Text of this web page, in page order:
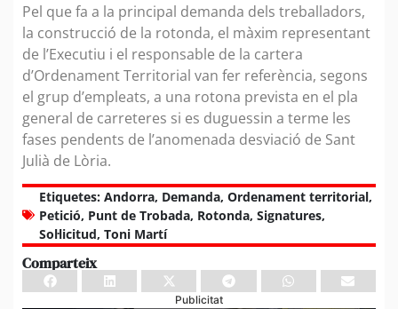
Pel que fa a la principal demanda dels treballadors,
la construcció de la rotonda, el màxim representant
de l’Executiu i el responsable de la cartera
d’Ordenament Territorial van fer referència, segons
el grup d’empleats, a una rotona prevista en el pla
general de carreteres si es duguessin a terme les
fases pendents de l’anomenada desviació de Sant
Julià de Lòria.
Etiquetes: Andorra, Demanda, Ordenament territorial,
Petició, Punt de Trobada, Rotonda, Signatures,
Sol·licitud, Toni Martí
Comparteix
Publicitat